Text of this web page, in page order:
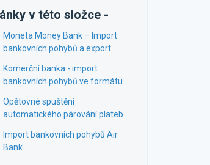
v této složce -
Moneta Money Bank – Import
bankovních pohybů a export
Komerční banka - import
bankovních pohybů ve formátu
Opětovné spuštění
automatického párování plateb v
Import bankovních pohybů Air
Bank